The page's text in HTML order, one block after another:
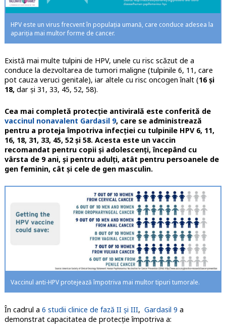
HPV este un virus frecvent în populația umană, care conduce adesea la
apariția mai multor forme de cancer.
Există mai multe tulpini de HPV, unele cu risc scăzut de a
conduce la dezvoltarea de tumori maligne (tulpinile 6, 11, care
pot cauza veruci genitale), iar altele cu risc oncogen înalt (16 și
18, dar și 31, 33, 45, 52, 58).
Cea mai completă protecție antivirală este conferită de
vaccinul nonavalent Gardasil 9, care se administrează
pentru a proteja împotriva infecției cu tulpinile HPV 6, 11,
16, 18, 31, 33, 45, 52 şi 58. Acesta este un vaccin
recomandat pentru copii și adolescenți, începând cu
vârsta de 9 ani, și pentru adulți, atât pentru persoanele de
gen feminin, cât și cele de gen masculin.
Vaccinul anti-HPV protejează împotriva mai multor tipuri tumorale.
În cadrul a 6 studii clinice de fază II și III, Gardasil 9 a
demonstrat capacitatea de protecție împotriva a: